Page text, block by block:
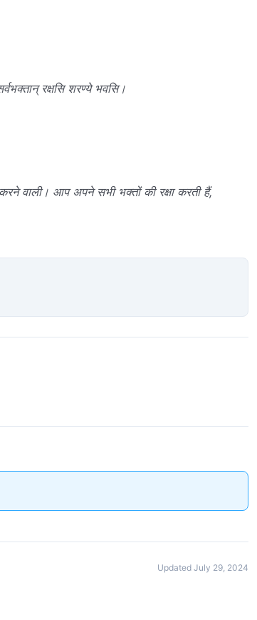
रक्षसि शरण्ये भवसि।
वाली। आप अपने सभी भक्तों की रक्षा करती हैं,
Updated July 29, 2024